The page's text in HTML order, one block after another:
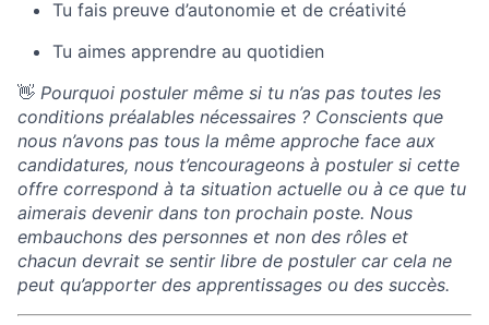
Tu fais preuve d’autonomie et de créativité
Tu aimes apprendre au quotidien
👋 Pourquoi postuler même si tu n’as pas toutes les
conditions préalables nécessaires ? Conscients que
nous n’avons pas tous la même approche face aux
candidatures, nous t’encourageons à postuler si cette
offre correspond à ta situation actuelle ou à ce que tu
aimerais devenir dans ton prochain poste. Nous
embauchons des personnes et non des rôles et
chacun devrait se sentir libre de postuler car cela ne
peut qu’apporter des apprentissages ou des succès.